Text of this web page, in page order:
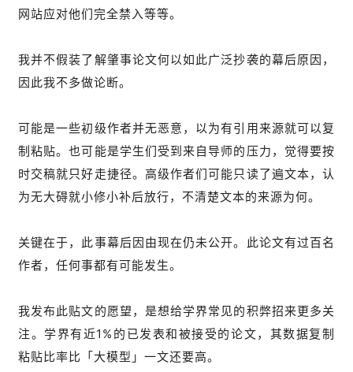
网站应对他们完全禁入等等。
我并不假装了解肇事论文何以如此广泛抄袭的幕后原因，
因此我不多做论断。
可能是一些初级作者并无恶意，以为有引用来源就可以复
制粘贴。也可能是学生们受到来自导师的压力，觉得要按
时交稿就只好走捷径。高级作者们可能只读了遍文本，认
为无大碍就小修小补后放行，不清楚文本的来源为何。
关键在于，此事幕后因由现在仍未公开。此论文有过百名
作者，任何事都有可能发生。
我发布此贴文的愿望，是想给学界常见的积弊招来更多关
注。学界有近1%的已发表和被接受的论文，其数据复制
粘贴比率比「大模型」一文还要高。